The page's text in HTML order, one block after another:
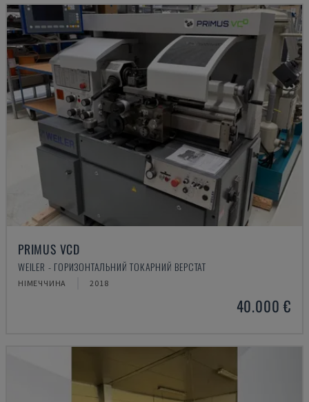
PRIMUS VCD
WEILER - ГОРИЗОНТАЛЬНИЙ ТОКАРНИЙ ВЕРСТАТ
НІМЕЧЧИНА 2018
40.000 €